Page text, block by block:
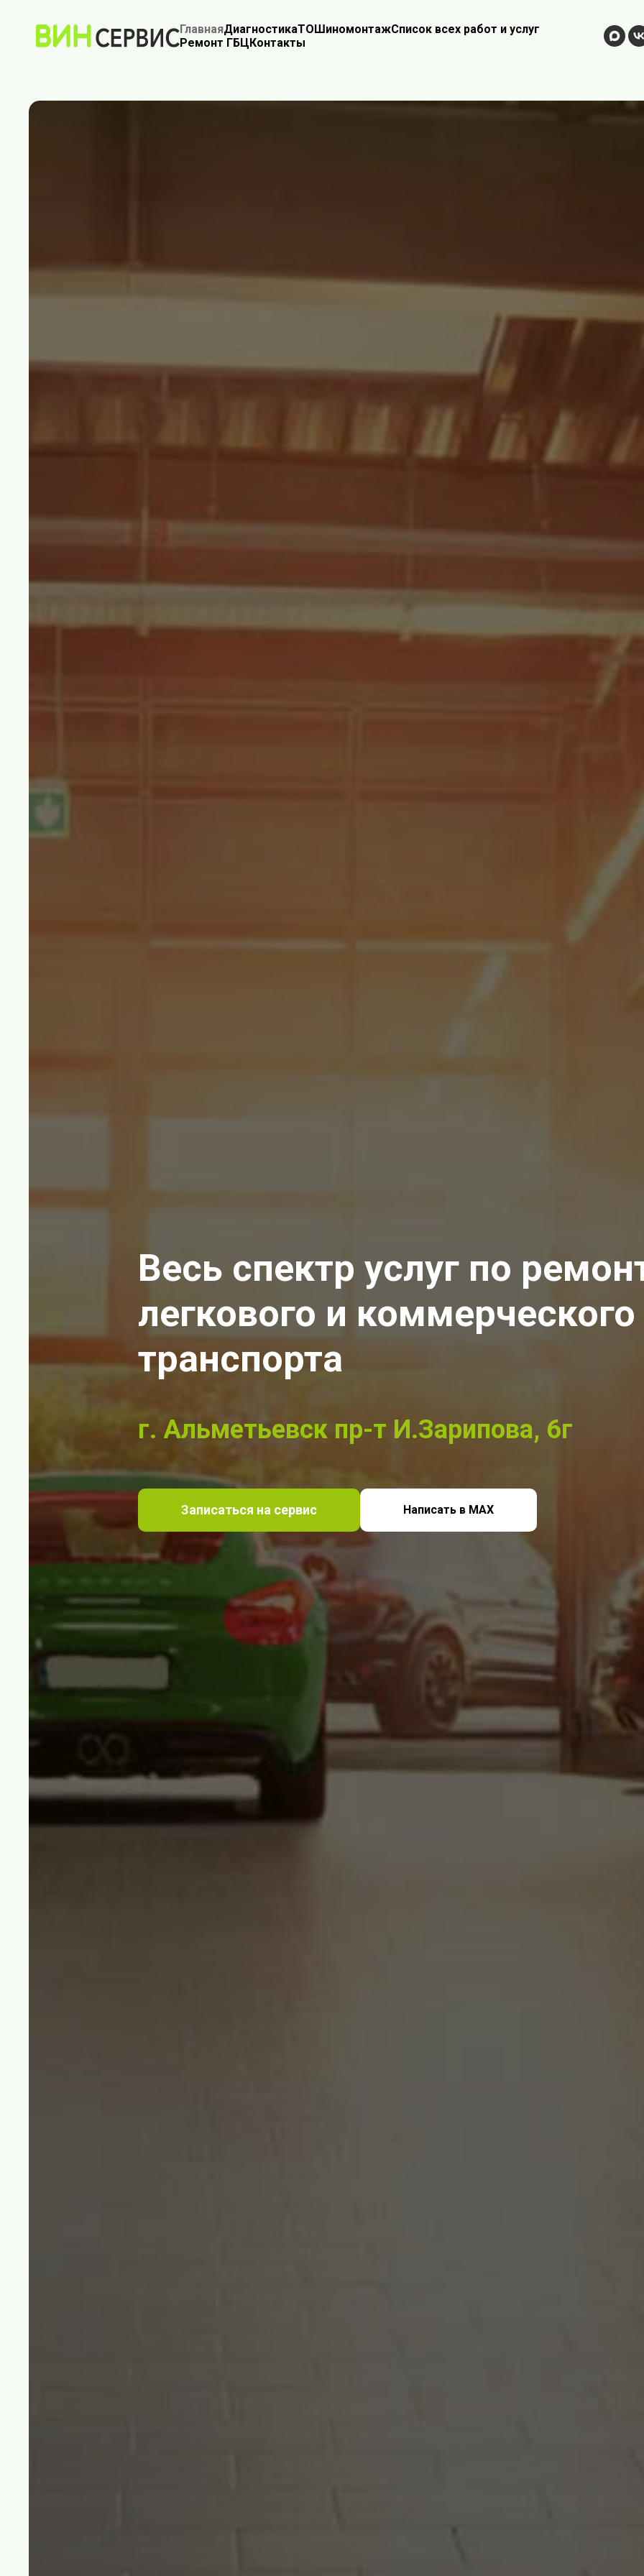
ГлавнаяДиагностикаТОШиномонтажСписок всех работ и услуг
Ремонт ГБЦКонтакты
Весь спектр услуг по
легкового и коммерческого
транспорта
г. Альметьевск пр-т И.Зарипова, 6г
Записаться на сервис Написать в МАХ